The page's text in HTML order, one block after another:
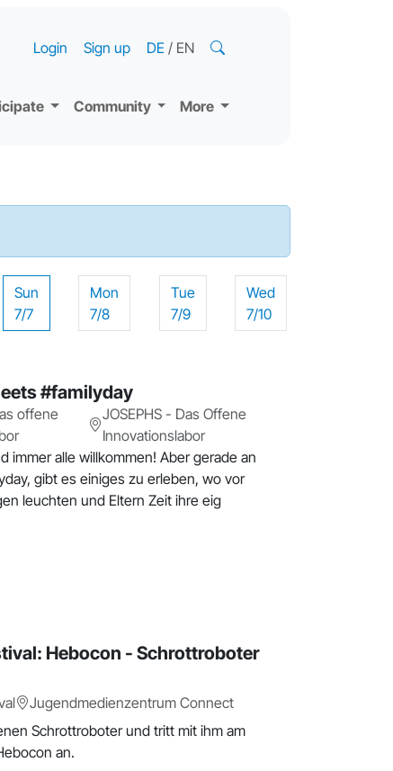
Community More
Login Sign up DE / EN
Sun
7/7
Mon
7/8
Tue
7/9
Wed
7/10
#familyday
offene
JOSEPHS - Das Offene
Innovationslabor
immer alle willkommen! Aber gerade an
gibt es einiges zu erleben, wo vor
leuchten und Eltern Zeit ihre eig
Hebocon - Schrottroboter
Jugendmedienzentrum Connect
Schrottroboter und tritt mit ihm am
an.